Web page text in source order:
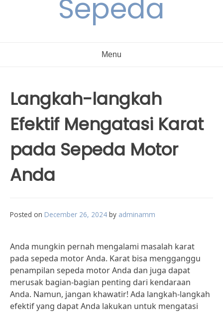
Sepeda
Menu
Langkah-langkah
Efektif Mengatasi Karat
pada Sepeda Motor
Anda
Posted on December 26, 2024 by adminamm
Anda mungkin pernah mengalami masalah karat
pada sepeda motor Anda. Karat bisa mengganggu
penampilan sepeda motor Anda dan juga dapat
merusak bagian-bagian penting dari kendaraan
Anda. Namun, jangan khawatir! Ada langkah-langkah
efektif yang dapat Anda lakukan untuk mengatasi